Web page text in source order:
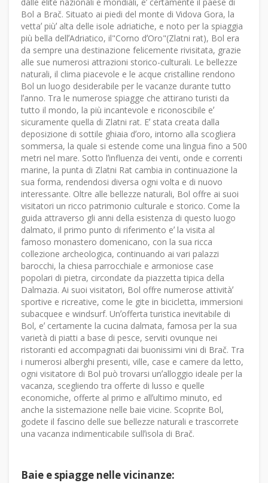
Bol a Brač. Situato ai piedi del monte di Vidova Gora, la
vettaʼ piùʼ alta delle isole adriatiche, e noto per la spiaggia
più bella dellʼAdriatico, il"Corno dʼOro"(Zlatni rat), Bol era
da sempre una destinazione felicemente rivisitata, grazie
alle sue numerosi attrazioni storico-culturali. Le bellezze
naturali, il clima piacevole e le acque cristalline rendono
Bol un luogo desiderabile per le vacanze durante tutto
lʼanno. Tra le numerose spiagge che attirano turisti da
tutto il mondo, la più incantevole e riconoscibile eʼ
sicuramente quella di Zlatni rat. Eʼ stata creata dalla
deposizione di sottile ghiaia dʼoro, intorno alla scogliera
sommersa, la quale si estende come una lingua fino a 500
metri nel mare. Sotto lʼinfluenza dei venti, onde e correnti
marine, la punta di Zlatni Rat cambia in continuazione la
sua forma, rendendosi diversa ogni volta e di nuovo
interessante. Oltre alle bellezze naturali, Bol offre ai suoi
visitatori un ricco patrimonio culturale e storico. Come la
guida attraverso gli anni della esistenza di questo luogo
dalmato, il primo punto di riferimento eʼ la visita al
famoso monastero domenicano, con la sua ricca
collezione archeologica, continuando ai vari palazzi
barocchi, la chiesa parrocchiale e armoniose case
popolari di pietra, circondate da piazzetta tipica della
Dalmazia. Ai suoi visitatori, Bol offre numerose attivitàʼ
sportive e ricreative, come le gite in bicicletta, immersioni
subacquee e windsurf. Unʼofferta turistica inevitabile di
Bol, eʼ certamente la cucina dalmata, famosa per la sua
varietà di piatti a base di pesce, serviti ovunque nei
ristoranti ed accompagnati dai buonissimi vini di Brač. Tra
i numerosi alberghi presenti, ville, case e camere da letto,
ogni visitatore di Bol può trovarsi unʼalloggio ideale per la
vacanza, scegliendo tra offerte di lusso e quelle
economiche, offerte al primo e allʼultimo minuto, ed
anche la sistemazione nelle baie vicine. Scoprite Bol,
godete il fascino delle sue bellezze naturali e trascorrete
una vacanza indimenticabile sullʼisola di Brač.
Baie e spiagge nelle vicinanze: